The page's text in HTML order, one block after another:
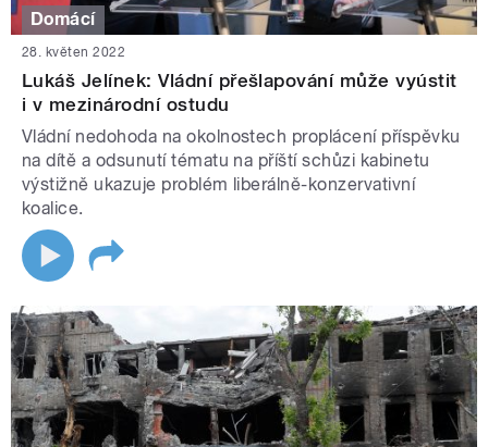
Domácí
28. květen 2022
Lukáš Jelínek: Vládní přešlapování může vyústit
i v mezinárodní ostudu
Vládní nedohoda na okolnostech proplácení příspěvku
na dítě a odsunutí tématu na příští schůzi kabinetu
výstižně ukazuje problém liberálně-konzervativní
koalice.